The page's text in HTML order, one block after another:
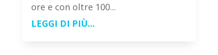
ore e con oltre 100...
LEGGI DI PIÙ...